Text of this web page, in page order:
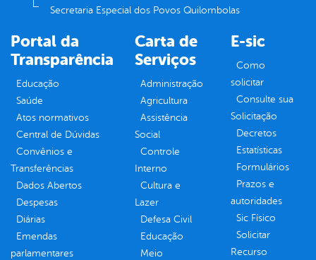
Secretaria Especial dos Povos Quilombolas
Portal da
Transparência
Educação
Saúde
Atos normativos
Central de Dúvidas
Convênios e
Transferências
Dados Abertos
Despesas
Diárias
Emendas
parlamentares
Carta de
Serviços
Administração
Agricultura
Assistência
Social
Controle
Interno
Cultura e
Lazer
Defesa Civil
Educação
Meio
E-sic
Como
solicitar
Consulte sua
Solicitação
Decretos
Estatísticas
Formulários
Prazos e
autoridades
Sic Físico
Solicitar
Recurso